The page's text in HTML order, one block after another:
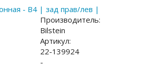
- B4 | зад прав/лев |
Производитель:
Bilstein
Артикул:
22-139924
-